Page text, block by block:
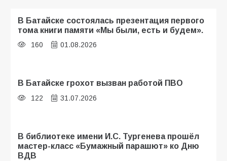
В Батайске состоялась презентация первого
тома книги памяти «Мы были, есть и будем».
160 01.08.2026
В Батайске грохот вызван работой ПВО
122 31.07.2026
В библиотеке имени И.С. Тургенева прошёл
мастер-класс «Бумажный парашют» ко Дню
ВДВ